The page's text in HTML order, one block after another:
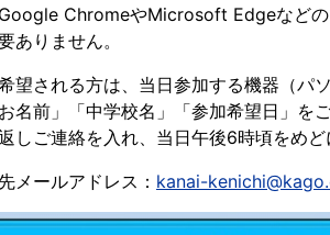
ChromeやMicrosoft Edgeなど
ありません。
望される方は、当日参加する機器（パ
名前」「中学校名」「参加希望日」を
しご連絡を入れ、当日午後6時頃をめど
メールアドレス： kanai-